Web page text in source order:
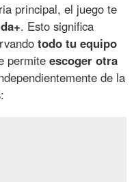
principal, el juego te
. Esto significa
todo tu equipo
permiteescoger otra
de la